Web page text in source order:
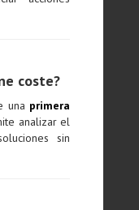
coste?
una primera
analizar el
sin